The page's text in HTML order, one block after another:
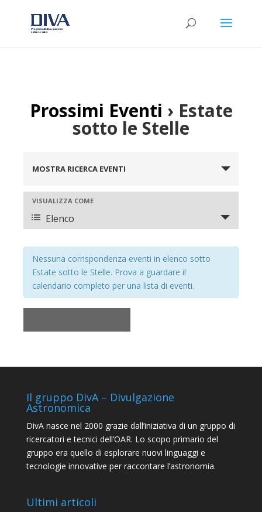
Prossimi Eventi › Estate
sotto le Stelle
Ricerca
e
viste
Navigazione
MOSTRA RICERCA EVENTI
Evento
Viste
Navigazione
VISUALIZZA COME
Elenco
Nessuna corrispondenza eventi in elenco sotto
Estate sotto le Stelle. Prova a guardare il
calendario completo per una lista di eventi.
Il gruppo DivA – Divulgazione
Astronomica
DivA nasce nel 2000 grazie dall’iniziativa di un gruppo di
ricercatori e tecnici dell’OAR. Lo scopo primario del
gruppo era quello di esplorare nuovi linguaggi e
tecnologie innovative per raccontare l’astronomia.
Ultimi articoli